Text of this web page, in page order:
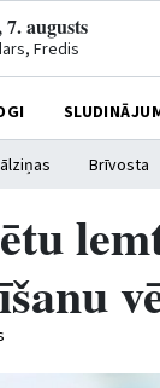
augusts
Fredis
Brīvosta